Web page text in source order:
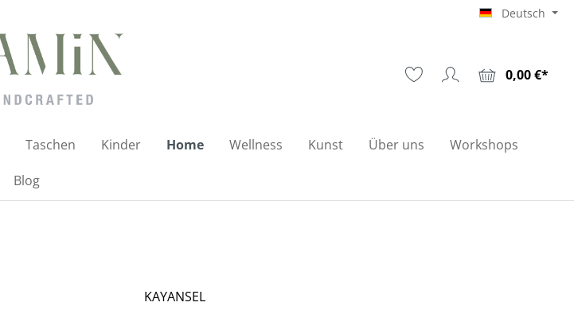
Deutsch
0,00 €*
Taschen Kinder Home Wellness Kunst Über uns Workshops
Blog
KAYANSEL